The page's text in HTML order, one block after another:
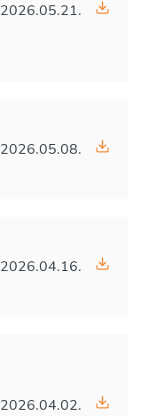
2026.05.21.
2026.05.08.
2026.04.16.
2026.04.02.